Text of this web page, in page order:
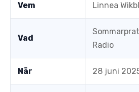
Vem Linnea
Vad
Radio
När 28 juni